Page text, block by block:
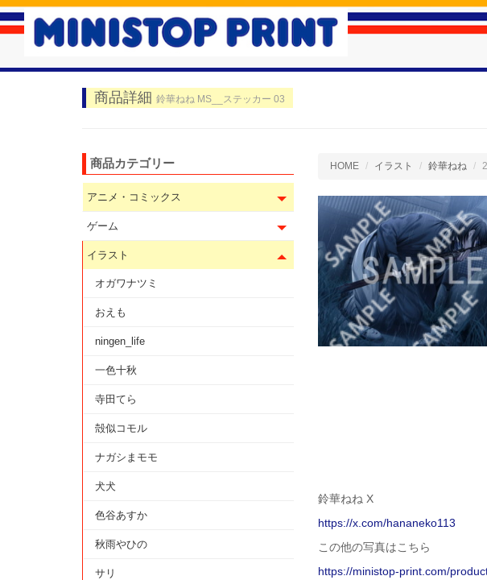
商品詳細 鈴華ねね MS__ステッカー 03
HOME イラスト 鈴華ねね
鈴華ねね X
https://x.com/hananeko113
この他の写真はこちら
https://ministop-print.com/
商品カテゴリー
アニメ・コミックス
ゲーム
イラスト
オガワナツミ
おえも
ningen_life
一色十秋
寺田てら
殻似コモル
ナガシまモモ
犬犬
色谷あすか
秋雨やひの
サリ